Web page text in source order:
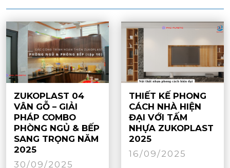
ZUKOPLAST 04
VÂN GỖ – GIẢI
PHÁP COMBO
PHÒNG NGỦ & BẾP
SANG TRỌNG NĂM
2025
30/09/2025
THIẾT KẾ PHONG
CÁCH NHÀ HIỆN
ĐẠI VỚI TẤM
NHỰA ZUKOPLAST
2025
16/09/2025